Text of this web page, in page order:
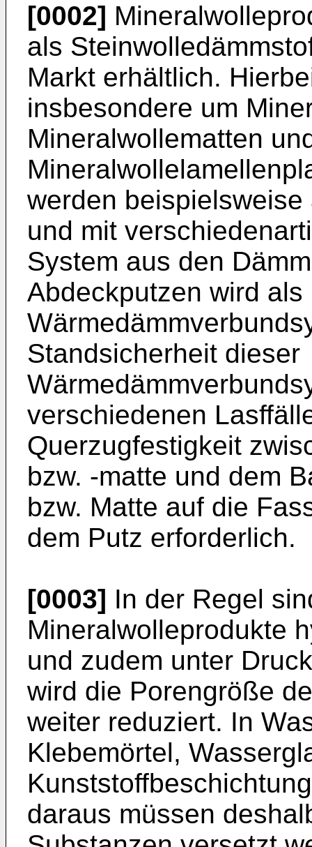
[0002]
als
Markt erhältlich.
insbesondere um
Mineralwollematten
werden
und mit
System aus den
Abdeckputzen wird als
Standsicherheit dieser
verschiedenen
Querzugfestigkeit
bzw. -matte und dem
bzw. Matte auf die
dem Putz erforderlich.
[0003] In der Regel
Mineralwolleprodukte
und zudem unter
wird die Porengröße
weiter reduziert. In
Klebemörtel,
daraus müssen